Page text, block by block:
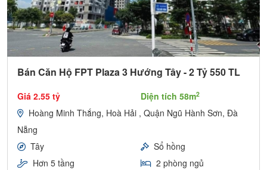
Bán Căn Hộ FPT Plaza 3 Hướng Tây - 2 Tỷ 550 TL
Giá 2.55 tỷ Diện tích 58m2
Hoàng Minh Thắng, Hoà Hải , Quận Ngũ Hành Sơn, Đà
Nẵng
Tây
Sổ hồng
Hơn 5 tầng
2 phòng ngủ